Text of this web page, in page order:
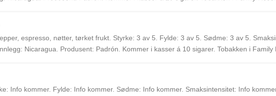
espresso, nøtter, tørket frukt. Styrke: 3 av 5. Fylde: 3 av 5. Sødme: 3 av 5.
Nicaragua. Produsent: Padrón. Kommer i kasser á 10 sigarer. Tobakken i Family
Info kommer. Fylde: Info kommer. Sødme: Info kommer. Smaksintensitet: Info